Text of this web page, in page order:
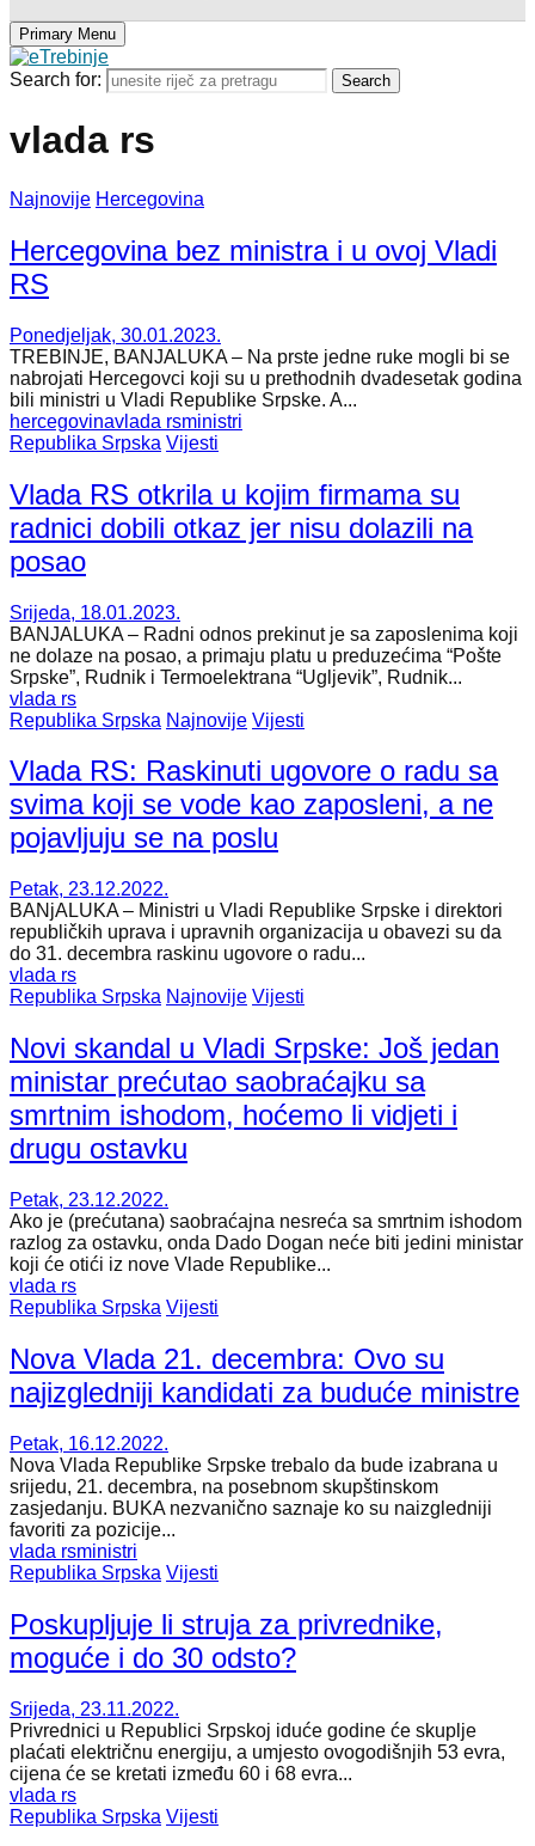
Primary Menu
Search for: Search
vlada rs
Najnovije Hercegovina
Hercegovina bez ministra i u ovoj Vladi
RS
Ponedjeljak, 30.01.2023.
TREBINJE, BANJALUKA – Na prste jedne ruke mogli bi se
nabrojati Hercegovci koji su u prethodnih dvadesetak godina
bili ministri u Vladi Republike Srpske. A...
hercegovinavlada rsministri
Republika Srpska Vijesti
Vlada RS otkrila u kojim firmama su
radnici dobili otkaz jer nisu dolazili na
posao
Srijeda, 18.01.2023.
BANJALUKA – Radni odnos prekinut je sa zaposlenima koji
ne dolaze na posao, a primaju platu u preduzećima “Pošte
Srpske”, Rudnik i Termoelektrana “Ugljevik”, Rudnik...
vlada rs
Republika Srpska Najnovije Vijesti
Vlada RS: Raskinuti ugovore o radu sa
svima koji se vode kao zaposleni, a ne
pojavljuju se na poslu
Petak, 23.12.2022.
BANjALUKA – Ministri u Vladi Republike Srpske i direktori
republičkih uprava i upravnih organizacija u obavezi su da
do 31. decembra raskinu ugovore o radu...
vlada rs
Republika Srpska Najnovije Vijesti
Novi skandal u Vladi Srpske: Još jedan
ministar prećutao saobraćajku sa
smrtnim ishodom, hoćemo li vidjeti i
drugu ostavku
Petak, 23.12.2022.
Ako je (prećutana) saobraćajna nesreća sa smrtnim ishodom
razlog za ostavku, onda Dado Dogan neće biti jedini ministar
koji će otići iz nove Vlade Republike...
vlada rs
Republika Srpska Vijesti
Nova Vlada 21. decembra: Ovo su
najizgledniji kandidati za buduće ministre
Petak, 16.12.2022.
Nova Vlada Republike Srpske trebalo da bude izabrana u
srijedu, 21. decembra, na posebnom skupštinskom
zasjedanju. BUKA nezvanično saznaje ko su naizgledniji
favoriti za pozicije...
vlada rsministri
Republika Srpska Vijesti
Poskupljuje li struja za privrednike,
moguće i do 30 odsto?
Srijeda, 23.11.2022.
Privrednici u Republici Srpskoj iduće godine će skuplje
plaćati električnu energiju, a umjesto ovogodišnjih 53 evra,
cijena će se kretati između 60 i 68 evra...
vlada rs
Republika Srpska Vijesti